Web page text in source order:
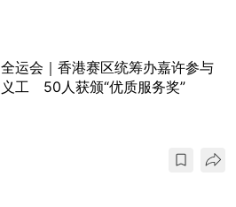
全运会｜香港赛区统筹办嘉许参与
义工 50人获颁“优质服务奖”